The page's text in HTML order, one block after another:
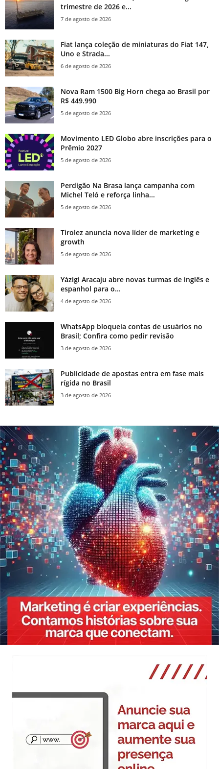
trimestre de 2026 e...
7 de agosto de 2026
Fiat lança coleção de miniaturas do Fiat 147,
Uno e Strada...
6 de agosto de 2026
Nova Ram 1500 Big Horn chega ao Brasil por
R$ 449.990
5 de agosto de 2026
Movimento LED Globo abre inscrições para o
Prêmio 2027
5 de agosto de 2026
Perdigão Na Brasa lança campanha com
Michel Teló e reforça linha...
5 de agosto de 2026
Tirolez anuncia nova líder de marketing e
growth
5 de agosto de 2026
Yázigi Aracaju abre novas turmas de inglês e
espanhol para o...
4 de agosto de 2026
WhatsApp bloqueia contas de usuários no
Brasil; Confira como pedir revisão
3 de agosto de 2026
Publicidade de apostas entra em fase mais
rígida no Brasil
3 de agosto de 2026